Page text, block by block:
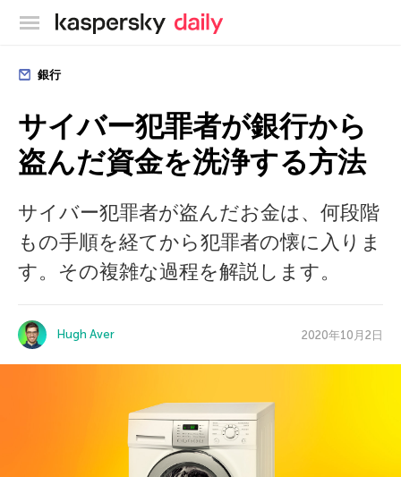
カスペルスキー公式ブログ
銀行
サイバー犯罪者が銀行から
盗んだ資金を洗浄する方法
サイバー犯罪者が盗んだお金は、何段階
もの手順を経てから犯罪者の懐に入りま
す。その複雑な過程を解説します。
Hugh Aver 2020年10月2日